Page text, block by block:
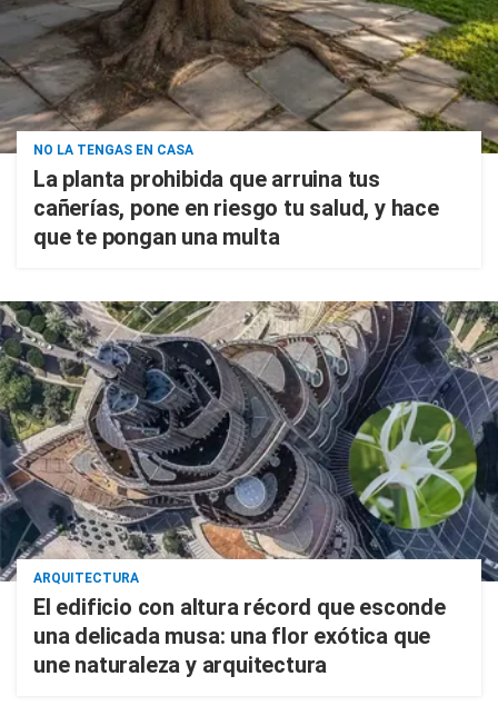
NO LA TENGAS EN CASA
La planta prohibida que arruina tus
cañerías, pone en riesgo tu salud, y hace
que te pongan una multa
ARQUITECTURA
El edificio con altura récord que esconde
una delicada musa: una flor exótica que
une naturaleza y arquitectura